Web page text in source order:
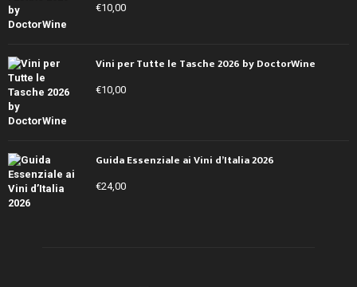
€10,00
Vini per Tutte le Tasche 2026 by DoctorWine
€10,00
Guida Essenziale ai Vini d’Italia 2026
€24,00